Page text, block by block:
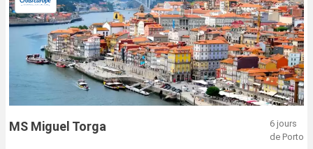
MS Miguel Torga
6 jours
de Porto